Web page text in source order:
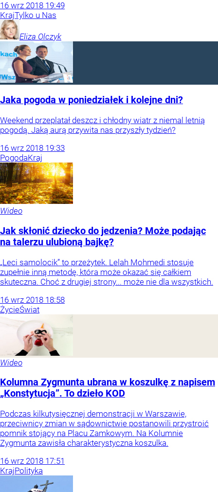
16 wrz 2018 19:49
KrajTylko u Nas
Eliza Olczyk
Jaka pogoda w poniedziałek i kolejne dni?
Weekend przeplatał deszcz i chłodny wiatr z niemal letnią
pogodą. Jaką aurą przywita nas przyszły tydzień?
16 wrz 2018 19:33
PogodaKraj
Wideo
Jak skłonić dziecko do jedzenia? Może podając
na talerzu ulubioną bajkę?
„Leci samolocik” to przeżytek. Lelah Mohmedi stosuje
zupełnie inną metodę, która może okazać się całkiem
skuteczna. Choć z drugiej strony... może nie dla wszystkich.
16 wrz 2018 18:58
ŻycieŚwiat
Wideo
Kolumna Zygmunta ubrana w koszulkę z napisem
„Konstytucja”. To dzieło KOD
Podczas kilkutysięcznej demonstracji w Warszawie,
przeciwnicy zmian w sądownictwie postanowili przystroić
pomnik stojący na Placu Zamkowym. Na Kolumnie
Zygmunta zawisła charakterystyczna koszulka.
16 wrz 2018 17:51
KrajPolityka